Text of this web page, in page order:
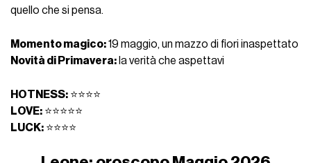
quello che si pensa.
Momento magico:19 maggio, un mazzo di fiori inaspettato
Novità di Primavera: la verità che aspettavi
HOTNESS: ⭐⭐⭐⭐
LOVE: ⭐⭐⭐⭐⭐
LUCK: ⭐⭐⭐⭐